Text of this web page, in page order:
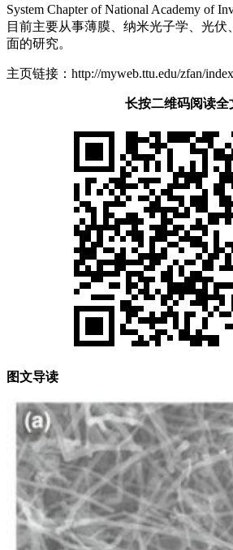
System Chapter of National Academy of
目前主要从事薄膜、纳米光子学、光
面的研究。
主页链接：http://myweb.ttu.edu/zfan/
长按二维码阅读全
图文导读